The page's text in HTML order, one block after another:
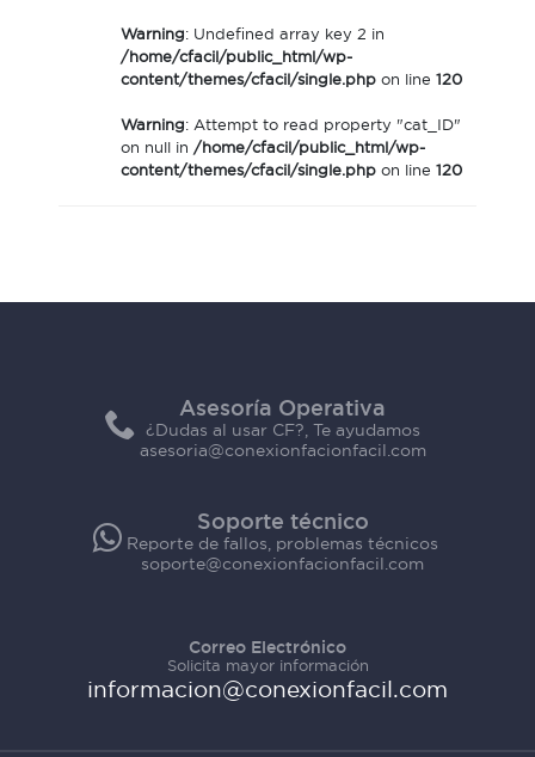
Warning: Undefined array key 2 in
/home/cfacil/public_html/wp-
content/themes/cfacil/single.phpon line 120
Warning: Attempt to read property "cat_ID"
on null in /home/cfacil/public_html/wp-
content/themes/cfacil/single.phpon line 120
Asesoría Operativa
¿Dudas al usar CF?, Te ayudamos
asesoria@conexionfacionfacil.com
Soporte técnico
Reporte de fallos, problemas técnicos
soporte@conexionfacionfacil.com
Correo Electrónico
Solicita mayor información
informacion@conexionfacil.com